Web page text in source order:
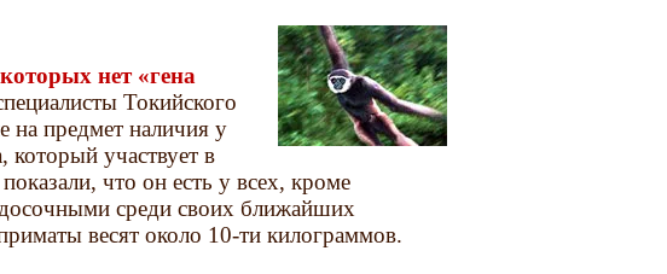
нет «гена
Токийского
на предмет наличия у
который участвует в
что он есть у всех, кроме
среди своих ближайших
весят около 10-ти килограммов.